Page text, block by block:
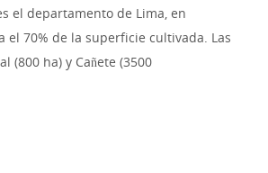
el departamento de Lima, en
el 70% de la superficie cultivada. Las
(800 ha) y Cañete (3500